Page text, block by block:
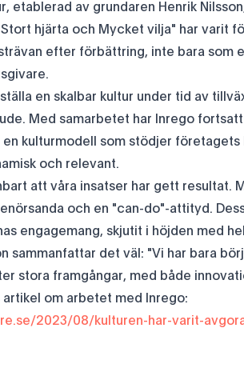
etablerad av grundaren Henrik
hjärta och Mycket vilja" har varit
efter förbättring, inte bara som
en skalbar kultur under tid av
Med samarbetet har Inrego
kulturmodell som stödjer
och relevant.
att våra insatser har gett resultat.
och en "can-do"-attityd.
engagemang, skjutit i höjden med
sammanfattar det väl: "Vi har bara
stora framgångar, med både
artikel om arbetet med Inrego:
2023/08/kulturen-har-varit-